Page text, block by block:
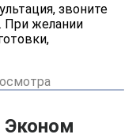
звоните
. При желании
Эконом